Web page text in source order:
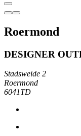
Roermond
DESIGNER
Stadsweide 2
Roermond
6041TD